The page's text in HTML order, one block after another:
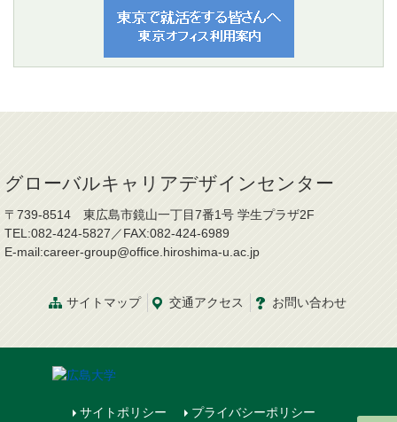
グローバルキャリアデザインセンター
〒739-8514 東広島市鏡山一丁目7番1号 学生プラザ2F
TEL:082-424-5827／FAX:082-424-6989
E-mail:career-group@office.hiroshima-u.ac.jp
サイトマップ 交通アクセス お問い合わせ
サイトポリシー プライバシーポリシー